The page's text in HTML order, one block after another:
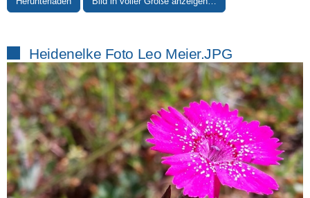
Heidenelke Foto Leo Meier.JPG